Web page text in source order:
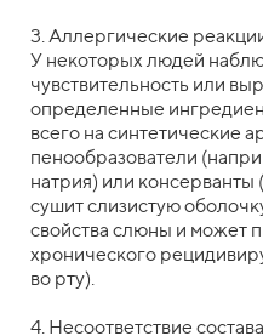
3. Аллергические
У некоторых людей
чувствительность или
определенные
всего на синтетические
пенообразователи
натрия) или консерванты
сушит слизистую
свойства слюны и может
хронического
во рту).
4. Несоответствие